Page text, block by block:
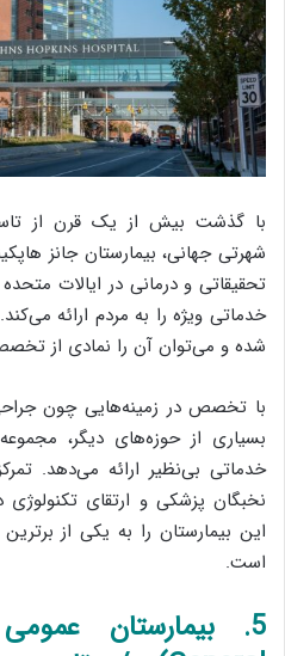
با گذشت بیش از یک قرن از
شهرتی جهانی، بیمارستان جانز
تحقیقاتی و درمانی در ایالات
خدماتی ویژه را به مردم ارائه
شده و می‌توان آن را نمادی از
با تخصص در زمینه‌هایی چون
بسیاری از حوزه‌های دیگر،
خدماتی بی‌نظیر ارائه می‌دهد.
نخبگان پزشکی و ارتقای
این بیمارستان را به یکی از
است.